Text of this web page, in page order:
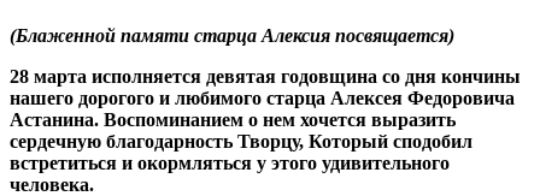
(Блаженной памяти старца Алексия посвящается)
28 марта исполняется девятая годовщина со дня кончины
нашего дорогого и любимого старца Алексея Федоровича
Астанина. Воспоминанием о нем хочется выразить
сердечную благодарность Творцу, Который сподобил
встретиться и окормляться у этого удивительного
человека.